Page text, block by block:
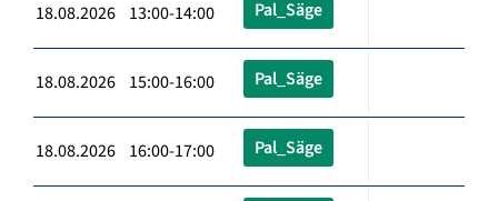
18.08.2026 13:00-14:00 Pal_Säge
18.08.2026 15:00-16:00 Pal_Säge
18.08.2026 16:00-17:00 Pal_Säge